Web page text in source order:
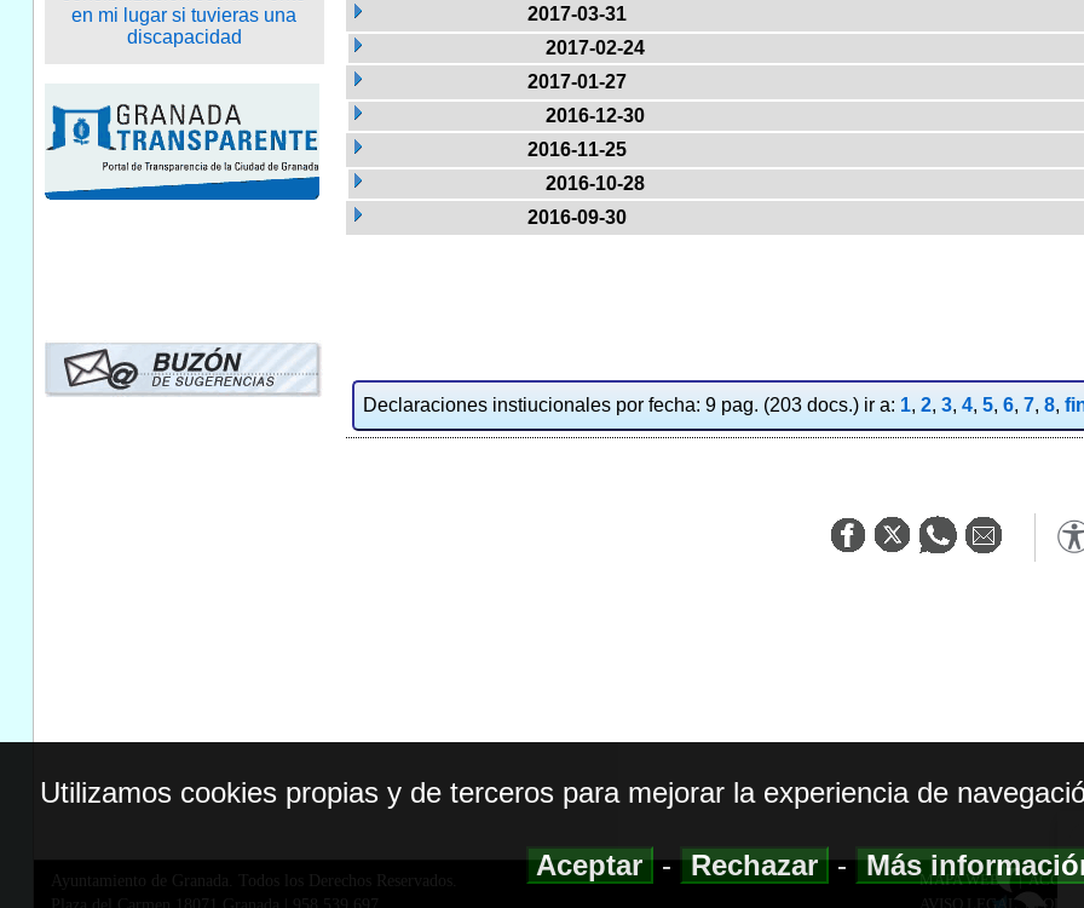
2017-03-31
2017-02-24
2017-01-27
2016-12-30
2016-11-25
2016-10-28
2016-09-30
Declaraciones instiucionales por fecha: 9 pag. (203 docs.) ir a: 1, 2, 3, 4, 5, 6, 7, 8,
Ayuntamiento de Granada. Todos los Derechos Reservados.
MAPA WEB|
AVISO LEGAL|
Utilizamos cookies propias y de terceros para mejorar la experiencia de
Aceptar-Rechazar-Más